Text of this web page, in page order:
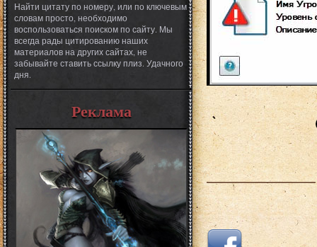
Найти цитату по номеру, или по ключевым
словам просто, необходимо
воспользоваться поиском по сайту. Мы
всегда рады цитированию наших
материалов на других сайтах, не
забывайте ставить ссылку плиз. Удачного
дня.
Реклама
___________